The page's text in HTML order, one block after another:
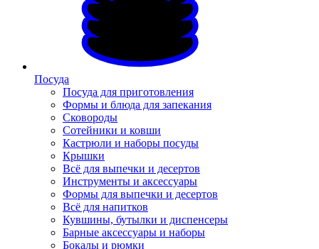
Посуда
Посуда для приготовления
Формы и блюда для запекания
Сковороды
Сотейники и ковши
Кастрюли и наборы посуды
Крышки
Всё для выпечки и десертов
Инструменты и аксессуары
Формы для выпечки и десертов
Всё для напитков
Кувшины, бутылки и диспенсеры
Барные аксессуары и наборы
Бокалы и рюмки